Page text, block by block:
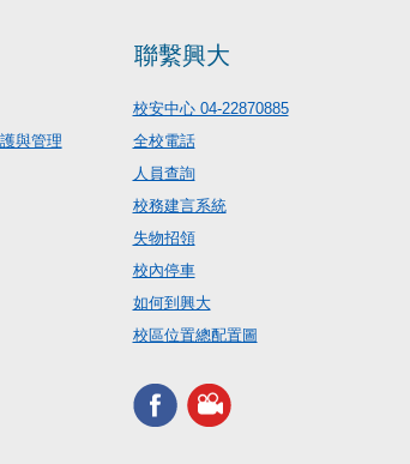
與管理
聯繫興大
校安中心 04-22870885
全校電話
人員查詢
校務建言系統
失物招領
校內停車
如何到興大
校區位置總配置圖